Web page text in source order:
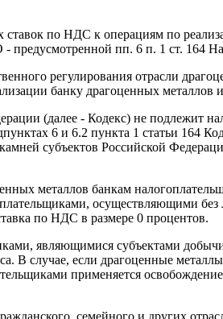
по НДС к операциям по
предусмотренной пп. 6 п. 1 ст. 164
регулирования отрасли
банку драгоценных металлов
(далее - Кодекс) не подлежит
6 и 6.2 пункта 1 статьи 164
субъектов Российской
металлов банкам
осуществляющими
по НДС в размере 0 процентов.
являющимися субъектами
В случае, если драгоценные
применяется
семейного и других